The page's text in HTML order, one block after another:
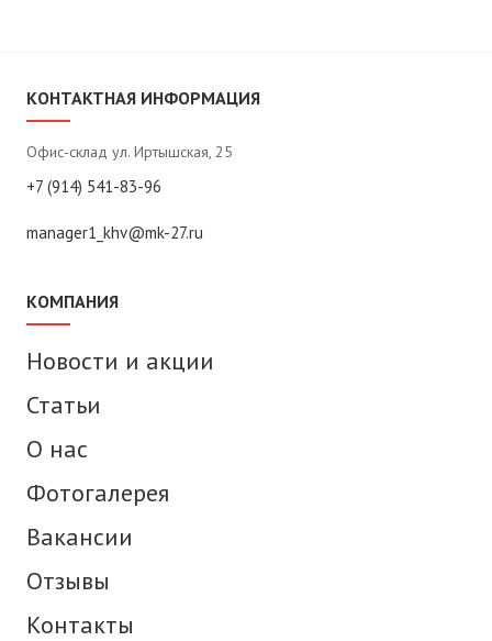
КОНТАКТНАЯ ИНФОРМАЦИЯ
Офис-склад ул. Иртышская, 25
+7 (914) 541-83-96
manager1_khv@mk-27.ru
КОМПАНИЯ
Новости и акции
Статьи
О нас
Фотогалерея
Вакансии
Отзывы
Контакты